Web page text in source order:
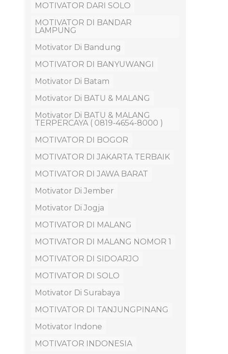
MOTIVATOR DARI SOLO
MOTIVATOR DI BANDAR
LAMPUNG
Motivator Di Bandung
MOTIVATOR DI BANYUWANGI
Motivator Di Batam
Motivator Di BATU & MALANG
Motivator Di BATU & MALANG
TERPERCAYA ( 0819-4654-8000 )
MOTIVATOR DI BOGOR
MOTIVATOR DI JAKARTA TERBAIK
MOTIVATOR DI JAWA BARAT
Motivator Di Jember
Motivator Di Jogja
MOTIVATOR DI MALANG
MOTIVATOR DI MALANG NOMOR 1
MOTIVATOR DI SIDOARJO
MOTIVATOR DI SOLO
Motivator Di Surabaya
MOTIVATOR DI TANJUNGPINANG
Motivator Indone
MOTIVATOR INDONESIA